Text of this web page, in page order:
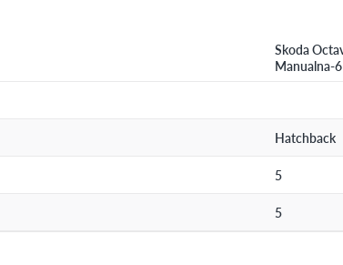
Skoda
Manualna-
Hatchback
5
5